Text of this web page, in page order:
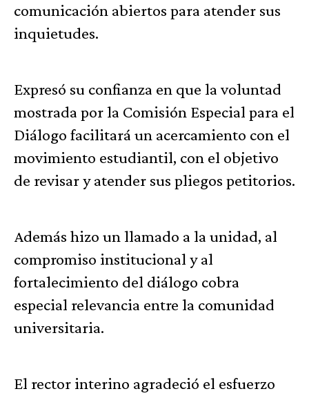
comunicación abiertos para atender sus
inquietudes.
Expresó su confianza en que la voluntad
mostrada por la Comisión Especial para el
Diálogo facilitará un acercamiento con el
movimiento estudiantil, con el objetivo
de revisar y atender sus pliegos petitorios.
Además hizo un llamado a la unidad, al
compromiso institucional y al
fortalecimiento del diálogo cobra
especial relevancia entre la comunidad
universitaria.
El rector interino agradeció el esfuerzo